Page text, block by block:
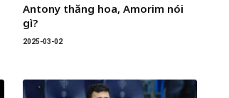
Antony thăng hoa, Amorim nói
gì?
2025-03-02